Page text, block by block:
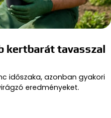
kertbarát tavasszal
időszaka, azonban gyakori
eredményeket.